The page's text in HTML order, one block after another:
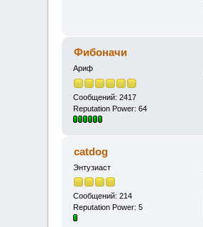
Фибоначи
Ариф
Сообщений: 2417
Reputation Power: 64
catdog
Энтузиаст
Сообщений: 214
Reputation Power: 5